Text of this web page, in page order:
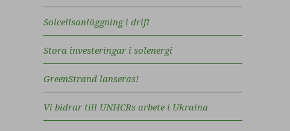
Solcellsanläggning i drift
Stora investeringar i solenergi
GreenStrand lanseras!
Vi bidrar till UNHCRs arbete i Ukraina